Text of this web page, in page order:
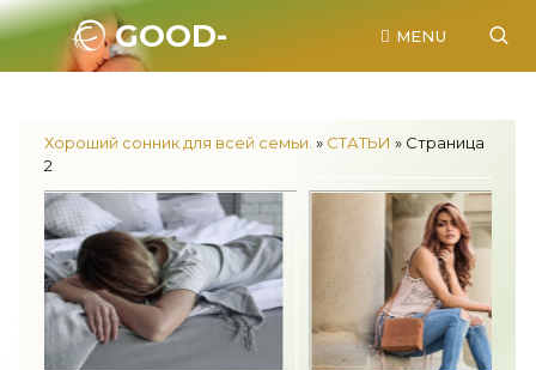
GOOD-
MENU
Хороший сонник для всей семьи. » СТАТЬИ » Страница
2